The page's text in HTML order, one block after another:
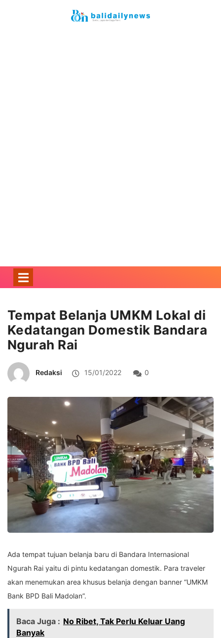
Tempat Belanja UMKM Lokal di
Kedatangan Domestik Bandara
Ngurah Rai
Redaksi 15/01/2022 0
Ada tempat tujuan belanja baru di Bandara Internasional
Ngurah Rai yaitu di pintu kedatangan domestik. Para traveler
akan menemukan area khusus belanja dengan banner “UMKM
Bank BPD Bali Madolan”.
Baca Juga : No Ribet, Tak Perlu Keluar Uang
Banyak